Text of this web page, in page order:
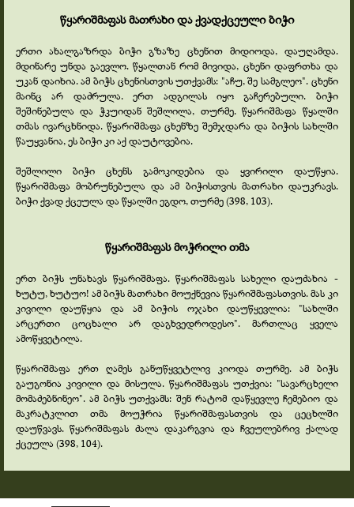
წყარიშმაფას მათრახი და ქვადქცეული ბიჭი
ერთი ახალგაზრდა ბიჭი გზაზე ცხენით მიდიოდა, დაუღამდა.
მდინარე უნდა გაევლო. წყალთან რომ მივიდა, ცხენი დაფრთხა და
უკან დაიხია. ამ ბიჭს ცხენისთვის უთქვამს: "აჩუ, შე სამგლეო". ცხენი
მაინც არ დაძრულა. ერთ ადგილას იყო გაჩერებული. ბიჭი
შეშინებულა და ჭკუიდან შეშლილა, თურმე. წყარიშმაფა წყალში
თმას ივარცხნიდა. წყარიშმაფა ცხენზე შემჯდარა და ბიჭის სახლში
წაუყვანია, ეს ბიჭი კი აქ დაუტოვებია.
შეშლილი ბიჭი ცხენს გამოკიდებია და ყვირილი დაუწყია.
წყარიშმაფა მობრუნებულა და ამ ბიჭისთვის მათრახი დაუკრავს.
ბიჭი ქვად ქცეულა და წყალში ეგდო, თურმე (398, 103).
წყარიშმაფას მოჭრილი თმა
ერთ ბიჭს უნახავს წყარიშმაფა. წყარიშმაფას სახელი დაუძახია -
ხუტუ, ხუტუო! ამ ბიჭს მათრახი მოუქნევია წყარიშმაფასთვის. მას კი
კივილი დაუწყია და ამ ბიჭის ოჯახი დაუწყევლია: "სახლში
არცერთი ცოცხალი არ დაგხვედროდესო". მართლაც ყველა
ამოწყვეტილა.
წყარიშმაფა ერთ ღამეს განუწყვეტლივ კიოდა თურმე. ამ ბიჭს
გაუგონია კივილი და მისულა. წყარიშმაფას უთქვია: "სავარცხელი
მომაძებნინეო". ამ ბიჭს უთქვამს: შენ რატომ დაწყევლე ჩემებიო და
მაკრატკლით თმა მოუჭრია წყარიშმაფასთვის და ცეცხლში
დაუწვავს. წყარიშმაფას ძალა დაკარგვია და ჩვეულებრივ ქალად
ქცეულა (398, 104).